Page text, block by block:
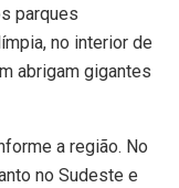
parques
no interior de
abrigam gigantes
a região. No
no Sudeste e